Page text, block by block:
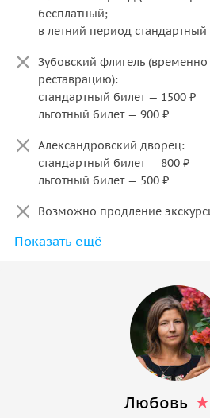
бесплатный;
в летний период
Зубовский флигель (временно
реставрацию):
стандартный билет — 1500 ₽
льготный билет — 900 ₽
Александровский дворец:
стандартный билет — 800 ₽
льготный билет — 500 ₽
Возможно продление
Комплексный билет «Два
субботам и воскресеньям с
– 1 700 руб.; льготные
до 14 лет – 500 руб.
Показать ещё
Любовь